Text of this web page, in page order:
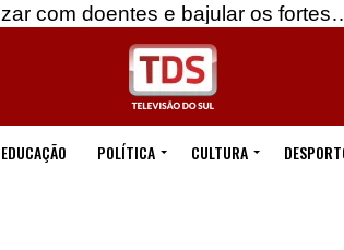
e bajular os fortes… Beja:
EDUCAÇÃO POLÍTICA CULTURA